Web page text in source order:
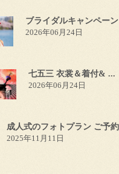
ブライダルキャンペーン
2026年06月24日
七五三 衣裳＆着付& ...
2026年06月24日
成人式のフォトプラン ご予
2025年11月11日